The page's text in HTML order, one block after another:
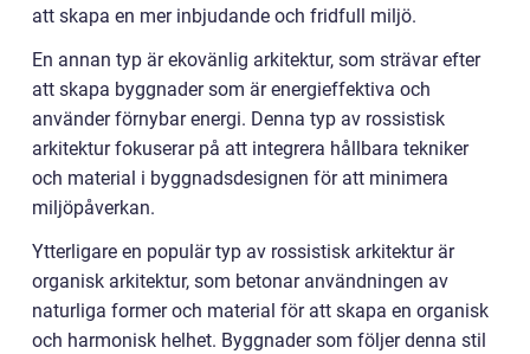
att skapa en mer inbjudande och fridfull miljö.
En annan typ är ekovänlig arkitektur, som strävar efter
att skapa byggnader som är energieffektiva och
använder förnybar energi. Denna typ av rossistisk
arkitektur fokuserar på att integrera hållbara tekniker
och material i byggnadsdesignen för att minimera
miljöpåverkan.
Ytterligare en populär typ av rossistisk arkitektur är
organisk arkitektur, som betonar användningen av
naturliga former och material för att skapa en organisk
och harmonisk helhet. Byggnader som följer denna stil